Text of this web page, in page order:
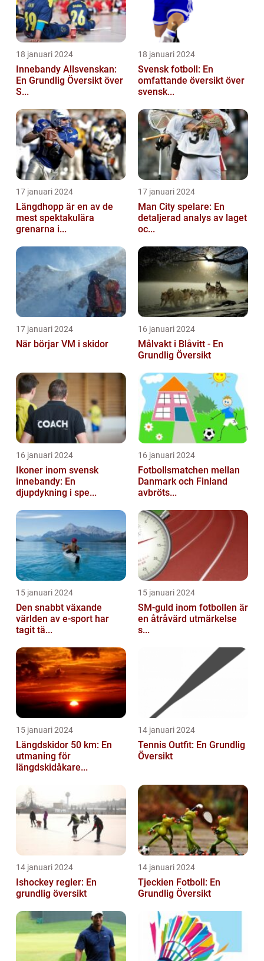
18 januari 2024
Innebandy Allsvenskan:
En Grundlig Översikt över
S...
18 januari 2024
Svensk fotboll: En
omfattande översikt över
svensk...
17 januari 2024
Längdhopp är en av de
mest spektakulära
grenarna i...
17 januari 2024
Man City spelare: En
detaljerad analys av laget
oc...
17 januari 2024
När börjar VM i skidor
16 januari 2024
Målvakt i Blåvitt - En
Grundlig Översikt
16 januari 2024
Ikoner inom svensk
innebandy: En
djupdykning i spe...
16 januari 2024
Fotbollsmatchen mellan
Danmark och Finland
avbröts...
15 januari 2024
Den snabbt växande
världen av e-sport har
tagit tä...
15 januari 2024
SM-guld inom fotbollen är
en åtråvärd utmärkelse
s...
15 januari 2024
Längdskidor 50 km: En
utmaning för
längdskidåkare...
14 januari 2024
Tennis Outfit: En Grundlig
Översikt
14 januari 2024
Ishockey regler: En
grundlig översikt
14 januari 2024
Tjeckien Fotboll: En
Grundlig Översikt